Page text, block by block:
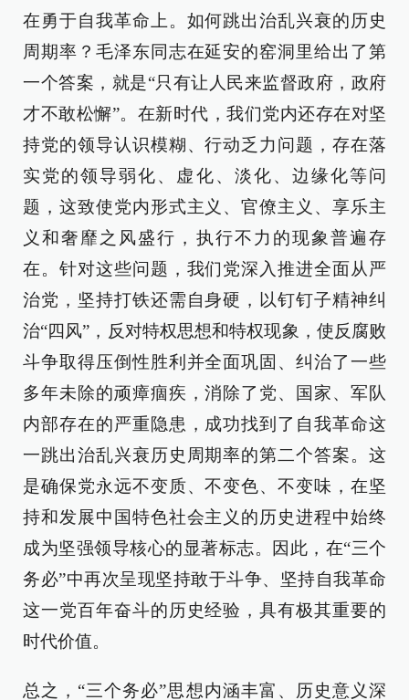
在勇于自我革命上。如何跳出治乱兴衰的历史
周期率？毛泽东同志在延安的窑洞里给出了第
一个答案，就是“只有让人民来监督政府，政府
才不敢松懈”。在新时代，我们党内还存在对坚
持党的领导认识模糊、行动乏力问题，存在落
实党的领导弱化、虚化、淡化、边缘化等问
题，这致使党内形式主义、官僚主义、享乐主
义和奢靡之风盛行，执行不力的现象普遍存
在。针对这些问题，我们党深入推进全面从严
治党，坚持打铁还需自身硬，以钉钉子精神纠
治“四风”，反对特权思想和特权现象，使反腐败
斗争取得压倒性胜利并全面巩固、纠治了一些
多年未除的顽瘴痼疾，消除了党、国家、军队
内部存在的严重隐患，成功找到了自我革命这
一跳出治乱兴衰历史周期率的第二个答案。这
是确保党永远不变质、不变色、不变味，在坚
持和发展中国特色社会主义的历史进程中始终
成为坚强领导核心的显著标志。因此，在“三个
务必”中再次呈现坚持敢于斗争、坚持自我革命
这一党百年奋斗的历史经验，具有极其重要的
时代价值。
总之，“三个务必”思想内涵丰富、历史意义深